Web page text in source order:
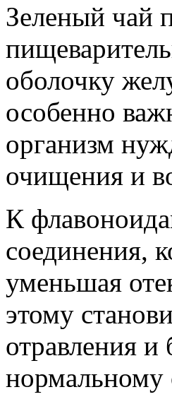
Зеленый чай
оболочку
особенно
организм
очищения и
К
соединения,
уменьшая
этому
отравления и
нормальному